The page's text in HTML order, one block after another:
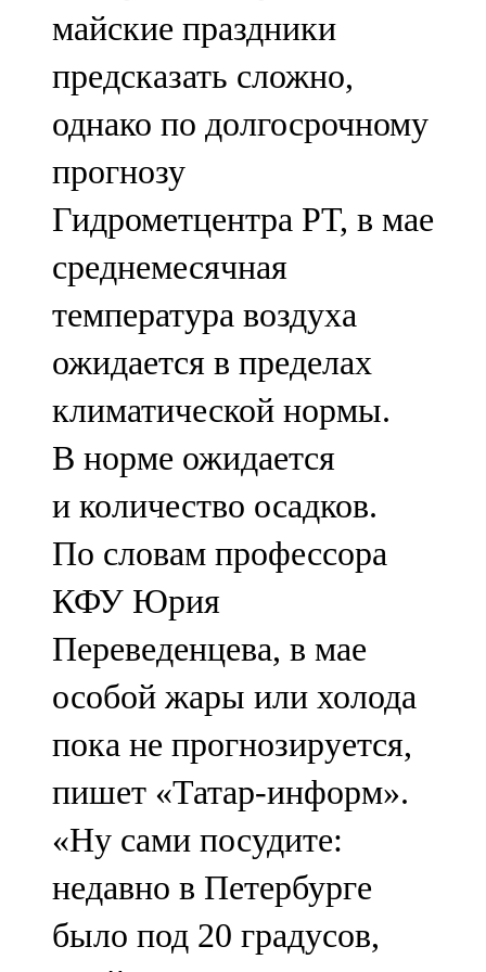
107,8 FM
Теләче
106,1 FM
Түбән Кама
102,6 FM
Чирмешән
107,7 FM
Чистай
103,0 FM
Чүпрәле
91,0 FM
Шәмәрдән
102,3 FM
Яңа чишмә
107,0 FM
Яр Чаллы
105,5 FM
майские праздники
предсказать сложно,
однако по долгосрочному
прогнозу
Гидрометцентра РТ, в мае
среднемесячная
температура воздуха
ожидается в пределах
климатической нормы.
В норме ожидается
и количество осадков.
По словам профессора
КФУ Юрия
Переведенцева, в мае
особой жары или холода
пока не прогнозируется,
пишет «Татар-информ».
«Ну сами посудите:
недавно в Петербурге
было под 20 градусов,